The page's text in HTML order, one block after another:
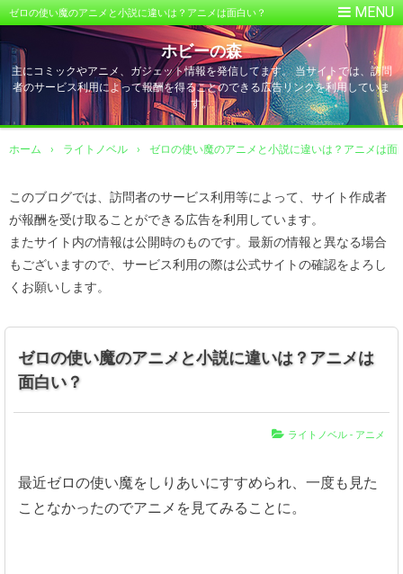
ゼロの使い魔のアニメと小説に違いは？アニメは面白い？
ホビーの森
主にコミックやアニメ、ガジェット情報を発信してます。 当サイトでは、訪問
者のサービス利用によって報酬を得ることのできる広告リンクを利用していま
す。
ホーム › ライトノベル › ゼロの使い魔のアニメと小説に違いは？アニメは面
このブログでは、訪問者のサービス利用等によって、サイト作成者
が報酬を受け取ることができる広告を利用しています。
またサイト内の情報は公開時のものです。最新の情報と異なる場合
もございますので、サービス利用の際は公式サイトの確認をよろし
くお願いします。
ゼロの使い魔のアニメと小説に違いは？アニメは
面白い？
ライトノベル - アニメ
最近ゼロの使い魔をしりあいにすすめられ、一度も見た
ことなかったのでアニメを見てみることに。